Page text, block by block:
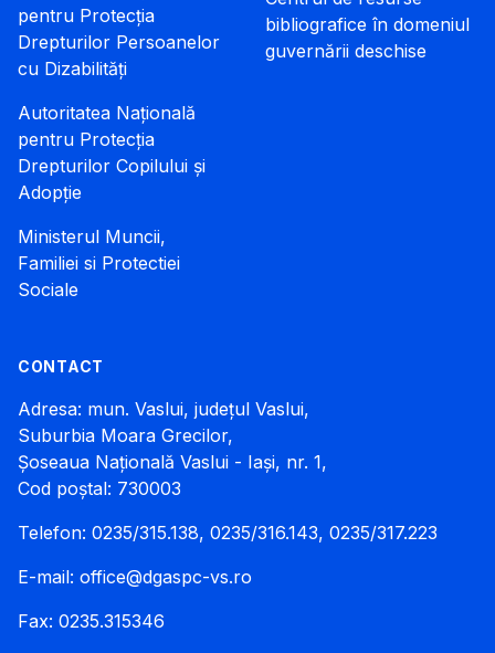
pentru Protecția
Drepturilor Persoanelor
cu Dizabilități
Autoritatea Națională
pentru Protecția
Drepturilor Copilului și
Adopție
Ministerul Muncii,
Familiei si Protectiei
Sociale
bibliografice în domeniul
guvernării deschise
CONTACT
Adresa: mun. Vaslui, județul Vaslui,
Suburbia Moara Grecilor,
Șoseaua Națională Vaslui - Iași, nr. 1,
Cod poștal: 730003
Telefon: 0235/315.138, 0235/316.143, 0235/317.223
E-mail: office@dgaspc-vs.ro
Fax: 0235.315346